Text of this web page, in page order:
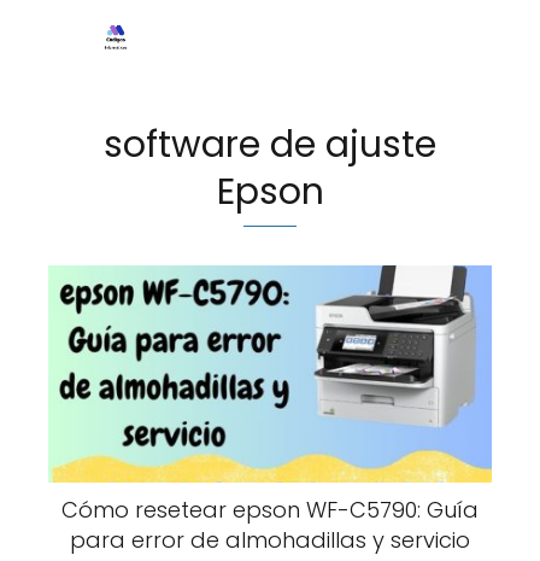
software de ajuste
Epson
Cómo resetear epson WF-C5790: Guía
para error de almohadillas y servicio